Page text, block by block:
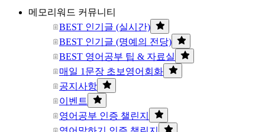
메모리워드 커뮤니티
BEST 인기글 (실시간)
BEST 인기글 (명예의 전당)
BEST 영어공부 팁 & 자료실
매일 1문장 초보영어회화
공지사항
이벤트
영어공부 인증 챌린지